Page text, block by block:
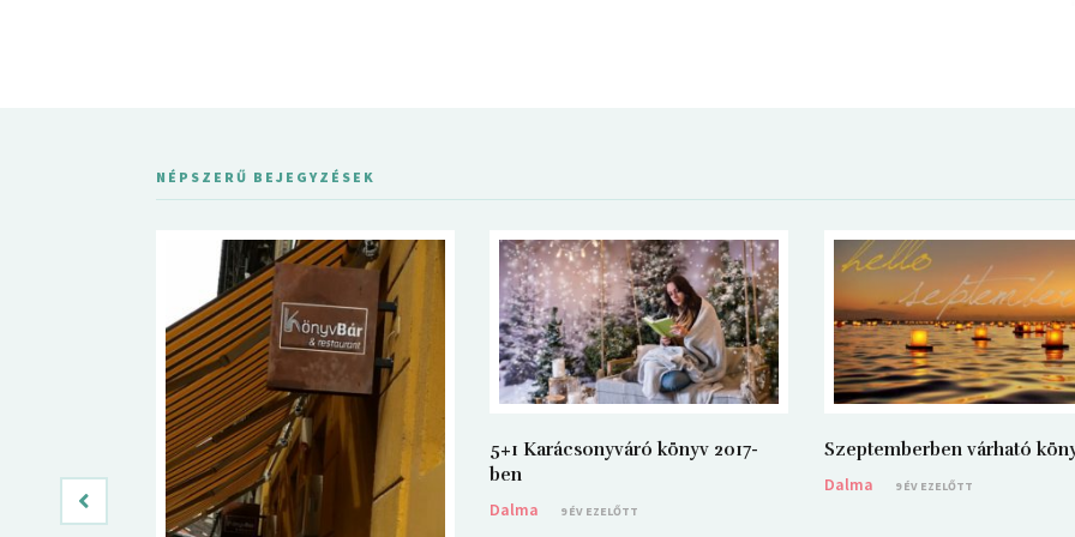
NÉPSZERŰ BEJEGYZÉSEK
5+1 Karácsonyváró könyv 2017-
ben
Dalma
9 ÉV EZELŐTT
Szeptemberben várható
Dalma
9 ÉV EZELŐTT